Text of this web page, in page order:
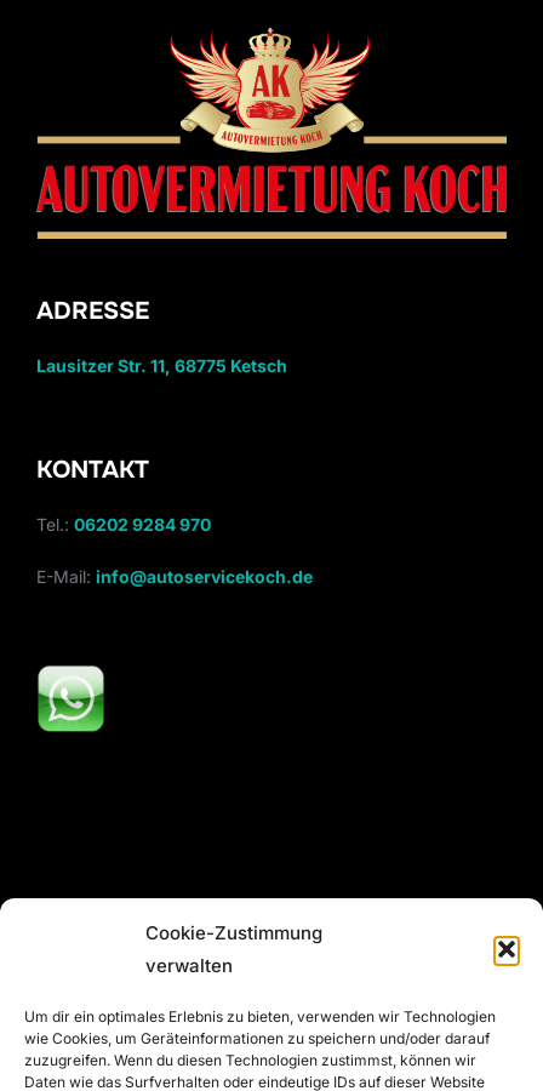
Cookie-Zustimmung
verwalten
Um dir ein optimales Erlebnis zu bieten, verwenden wir Technologien
wie Cookies, um Geräteinformationen zu speichern und/oder darauf
zuzugreifen. Wenn du diesen Technologien zustimmst, können wir
Daten wie das Surfverhalten oder eindeutige IDs auf dieser Website
ADRESSE
Lausitzer Str. 11, 68775 Ketsch
KONTAKT
Tel.: 06202 9284 970
E-Mail: info@autoservicekoch.de